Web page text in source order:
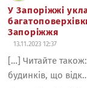
У Запоріжжі
Запоріжжя
13.11.2023 12:37
[…] Читайте
будинків, що